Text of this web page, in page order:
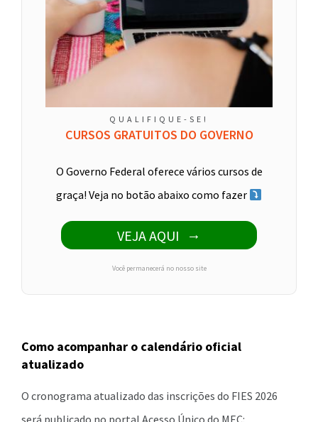
QUALIFIQUE-SE!
CURSOS GRATUITOS DO GOVERNO
O Governo Federal oferece vários cursos de
graça! Veja no botão abaixo como fazer
VEJA AQUI
Você permanecerá no nosso site
Como acompanhar o calendário oficial
atualizado
O cronograma atualizado das inscrições do FIES 2026
será publicado no portal Acesso Único do MEC: